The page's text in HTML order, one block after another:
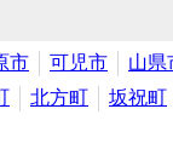
市 可児市 山県
北方町 坂祝町